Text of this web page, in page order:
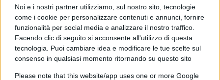
Noi e i nostri partner utilizziamo, sul nostro sito, tecnologie
come i cookie per personalizzare contenuti e annunci, fornire
funzionalità per social media e analizzare il nostro traffico.
Facendo clic di seguito si acconsente all'utilizzo di questa
tecnologia. Puoi cambiare idea e modificare le tue scelte sul
consenso in qualsiasi momento ritornando su questo sito
Please note that this website/app uses one or more Google